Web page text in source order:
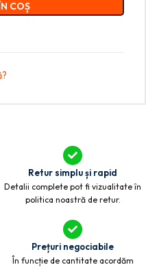
COȘ
Retur simplu și rapid
Detalii complete pot fi vizualitate în
politica noastră de retur.
Prețuri negociabile
În funcție de cantitate acordăm